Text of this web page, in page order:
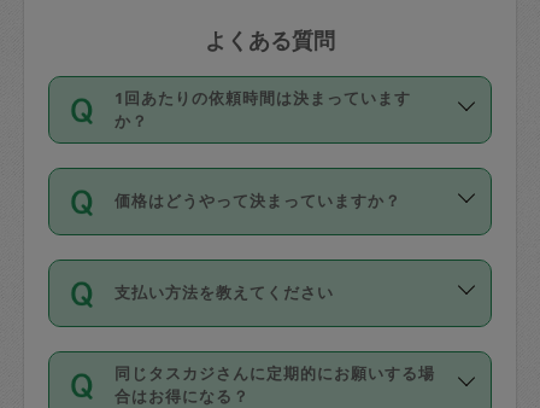
よくある質問
1回あたりの依頼時間は決まっています
か？
依頼1回につき3時間固定です。3時間を
超えて依頼したい場合は、延長機能をご
利用ください。機能をご利用いただくに
の上事前申請することが必要です。な
お、3時間を下回っても、値引き等はござ
いません。
価格はどうやって決まっていますか？
11種類の価格帯の中からタスカジさん自
身が価格を選んで設定しています。
タスカジさんの価格設定には最初は制限
があり、レビュー件数、レビューの平均
値、などで除々に設定可能な最高額が上
支払い方法を教えてください
お支払方法はクレジットカード（Visa／
Master／JCB／AMERICAN EXPRESS／
同じタスカジさんに定期的にお願いする場
合はお得になる？